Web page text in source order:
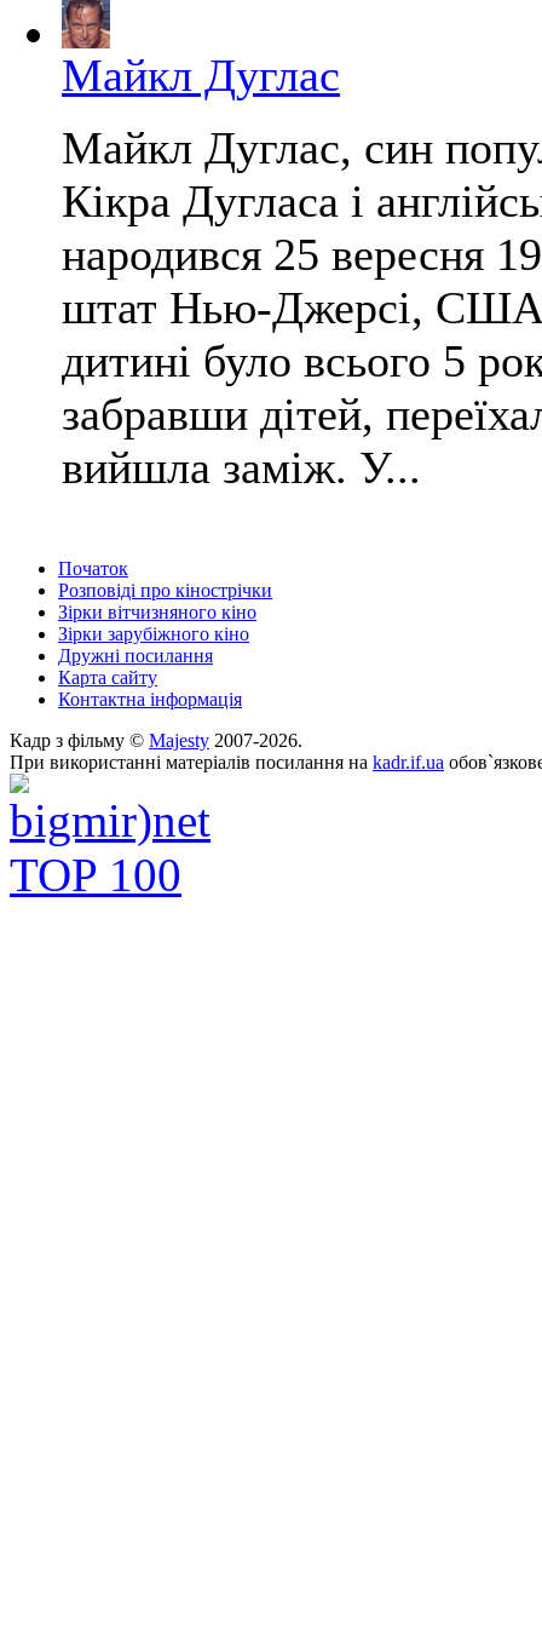
Майкл Дуглас
Майкл Дуглас, син
Кікра Дугласа і
народився 25 вересня
штат Нью-Джерсі, США.
дитині було всього 5
забравши дітей,
вийшла заміж. У...
Початок
Розповіді про кінострічки
Зірки вітчизняного кіно
Зірки зарубіжного кіно
Дружні посилання
Карта сайту
Контактна інформація
Кадр з фільму © Majesty 2007-2026.
При використанні матеріалів посилання на kadr.if.ua